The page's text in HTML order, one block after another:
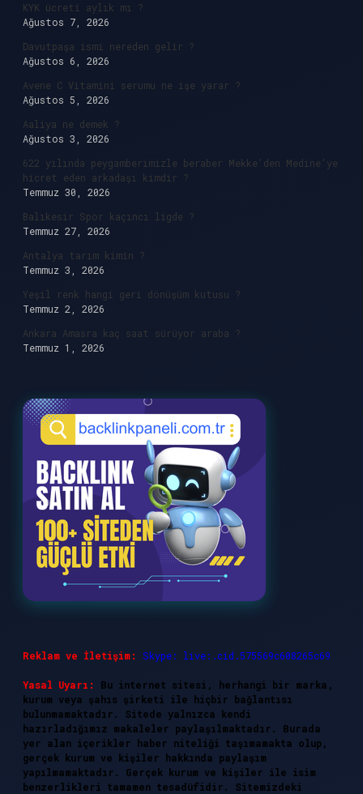
KYK ücreti aylık mı ?
Ağustos 7, 2026
Davutpaşa ismi nereden gelir ?
Ağustos 6, 2026
Avene C Vitamini serumu ne işe yarar ?
Ağustos 5, 2026
Aaliya ne demek ?
Ağustos 3, 2026
622 yılında peygamberimizle beraber Mekke’den Medine’ye
hicret eden arkadaşı kimdir ?
Temmuz 30, 2026
Balıkesir Spor kaçıncı ligde ?
Temmuz 27, 2026
Antalya tarım kimin ?
Temmuz 3, 2026
Yeşil renk hangi geri dönüşüm kutusu ?
Temmuz 2, 2026
Ankara Amasra kaç saat sürüyor araba ?
Temmuz 1, 2026
Reklam ve İletişim: Skype: live:.cid.575569c608265c69
Yasal Uyarı:
Bu internet sitesi, herhangi bir marka,
kurum veya şahıs şirketi ile hiçbir bağlantısı
bulunmamaktadır. Sitede yalnızca kendi
hazırladığımız makaleler paylaşılmaktadır. Burada
yer alan içerikler haber niteliği taşımamakta olup,
gerçek kurum ve kişiler hakkında paylaşım
yapılmamaktadır. Gerçek kurum ve kişiler ile isim
benzerlikleri tamamen tesadüfidir. Sitemizdeki